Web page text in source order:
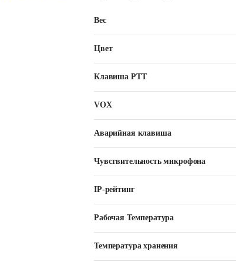
Вес
Цвет
Клавиша РТТ
VOX
Аварийная клавиша
Чувствительность микрофона
IP-рейтинг
Рабочая Температура
Температура хранения